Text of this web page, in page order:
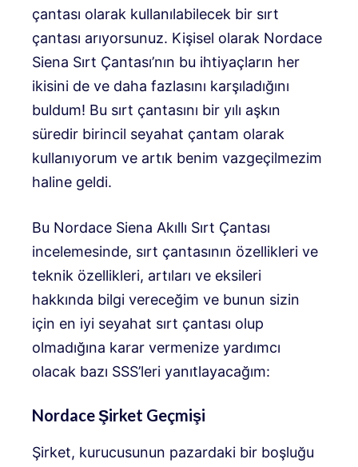
çantası olarak kullanılabilecek bir sırt
çantası arıyorsunuz. Kişisel olarak Nordace
Siena Sırt Çantası’nın bu ihtiyaçların her
ikisini de ve daha fazlasını karşıladığını
buldum! Bu sırt çantasını bir yılı aşkın
süredir birincil seyahat çantam olarak
kullanıyorum ve artık benim vazgeçilmezim
haline geldi.
Bu Nordace Siena Akıllı Sırt Çantası
incelemesinde, sırt çantasının özellikleri ve
teknik özellikleri, artıları ve eksileri
hakkında bilgi vereceğim ve bunun sizin
için en iyi seyahat sırt çantası olup
olmadığına karar vermenize yardımcı
olacak bazı SSS’leri yanıtlayacağım:
Nordace Şirket Geçmişi
Şirket, kurucusunun pazardaki bir boşluğu